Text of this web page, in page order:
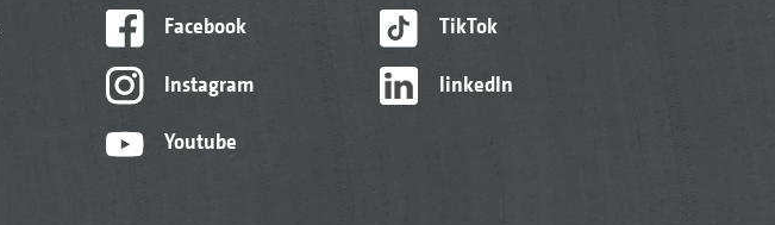
Facebook
Instagram
Youtube
TikTok
linkedIn